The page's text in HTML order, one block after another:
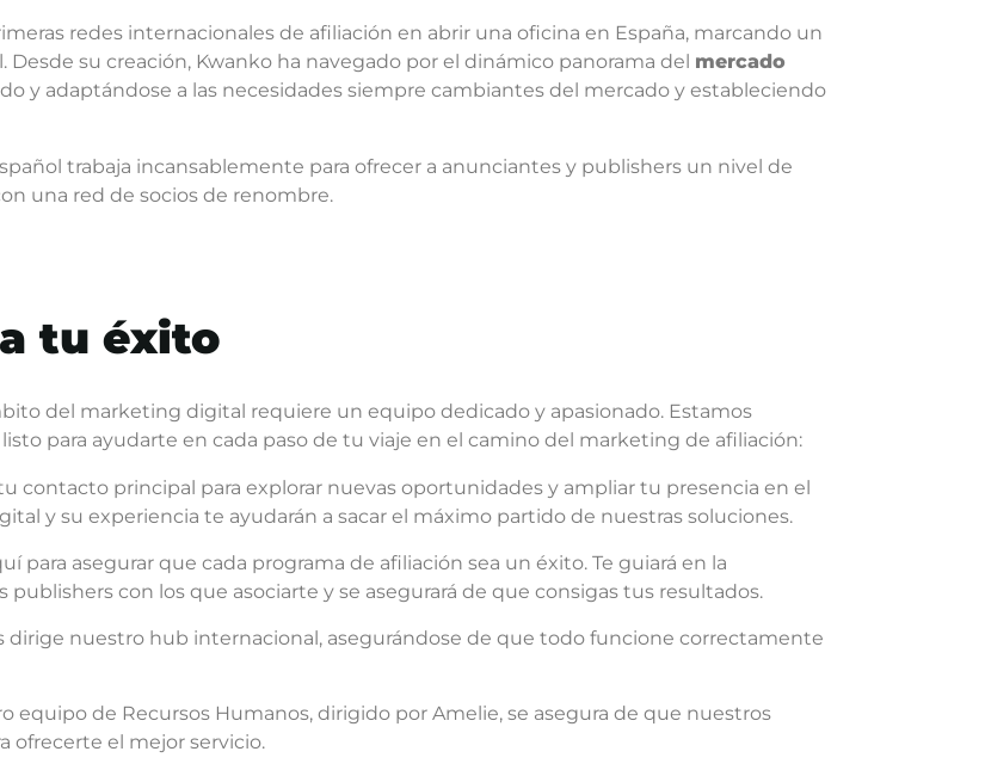
redes internacionales de afiliación en abrir una oficina en España, marcando un
su creación, Kwanko ha navegado por el dinámico panorama del mercado
y adaptándose a las necesidades siempre cambiantes del mercado y estableciendo
trabaja incansablemente para ofrecer a anunciantes y publishers un nivel de
una red de socios de renombre.
tu éxito
del marketing digital requiere un equipo dedicado y apasionado. Estamos
para ayudarte en cada paso de tu viaje en el camino del marketing de afiliación:
contacto principal para explorar nuevas oportunidades y ampliar tu presencia en el
y su experiencia te ayudarán a sacar el máximo partido de nuestras soluciones.
para asegurar que cada programa de afiliación sea un éxito. Te guiará en la
con los que asociarte y se asegurará de que consigas tus resultados.
dirige nuestro hub internacional, asegurándose de que todo funcione correctamente
equipo de Recursos Humanos, dirigido por Amelie, se asegura de que nuestros
ofrecerte el mejor servicio.